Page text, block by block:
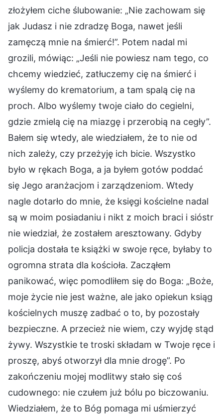
złożyłem ciche ślubowanie: „Nie zachowam się
jak Judasz i nie zdradzę Boga, nawet jeśli
zamęczą mnie na śmierć!”. Potem nadal mi
grozili, mówiąc: „Jeśli nie powiesz nam tego, co
chcemy wiedzieć, zatłuczemy cię na śmierć i
wyślemy do krematorium, a tam spalą cię na
proch. Albo wyślemy twoje ciało do cegielni,
gdzie zmielą cię na miazgę i przerobią na cegły”.
Bałem się wtedy, ale wiedziałem, że to nie od
nich zależy, czy przeżyję ich bicie. Wszystko
było w rękach Boga, a ja byłem gotów poddać
się Jego aranżacjom i zarządzeniom. Wtedy
nagle dotarło do mnie, że księgi kościelne nadal
są w moim posiadaniu i nikt z moich braci i sióstr
nie wiedział, że zostałem aresztowany. Gdyby
policja dostała te książki w swoje ręce, byłaby to
ogromna strata dla kościoła. Zacząłem
panikować, więc pomodliłem się do Boga: „Boże,
moje życie nie jest ważne, ale jako opiekun ksiąg
kościelnych muszę zadbać o to, by pozostały
bezpieczne. A przecież nie wiem, czy wyjdę stąd
żywy. Wszystkie te troski składam w Twoje ręce i
proszę, abyś otworzył dla mnie drogę”. Po
zakończeniu mojej modlitwy stało się coś
cudownego: nie czułem już bólu po biczowaniu.
Wiedziałem, że to Bóg pomaga mi uśmierzyć